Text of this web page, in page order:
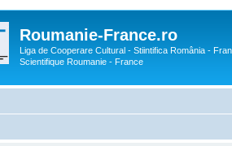
Roumanie-France.ro
Liga de Cooperare Cultural - Stiintifica România -
Scientifique Roumanie - France